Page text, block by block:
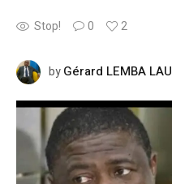
Stop! 0 2
byGérard LEMBA LAU